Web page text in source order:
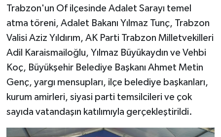
Trabzon'un Of ilçesinde Adalet Sarayı temel
atma töreni, Adalet Bakanı Yılmaz Tunç, Trabzon
Valisi Aziz Yıldırım, AK Parti Trabzon Milletvekilleri
Adil Karaismailoğlu, Yılmaz Büyükaydın ve Vehbi
Koç, Büyükşehir Belediye Başkanı Ahmet Metin
Genç, yargı mensupları, ilçe belediye başkanları,
kurum amirleri, siyasi parti temsilcileri ve çok
sayıda vatandaşın katılımıyla gerçekleştirildi.